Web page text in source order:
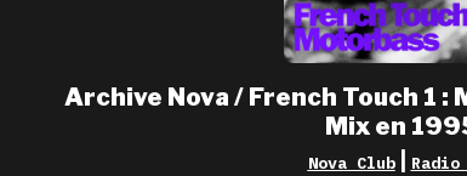
Archive Nova / French Touch 1 :
Mix en
Nova Club Radio